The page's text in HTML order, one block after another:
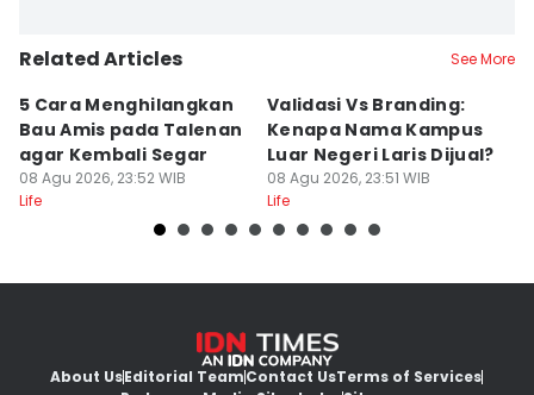
Related Articles See More
5 Cara Menghilangkan
Bau Amis pada Talenan
agar Kembali Segar
08 Agu 2026, 23:52 WIB
Life
Validasi Vs Branding:
Kenapa Nama Kampus
Luar Negeri Laris Dijual?
08 Agu 2026, 23:51 WIB
Life
About UsEditorial TeamContact UsTerms of Services